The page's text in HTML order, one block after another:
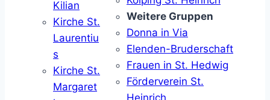
Kilian
Kirche St.
Laurentiu
s
Kirche St.
Margaret
Weitere Gruppen
Donna in Via
Elenden-Bruderschaft
Frauen in St. Hedwig
Förderverein St.
Heinrich